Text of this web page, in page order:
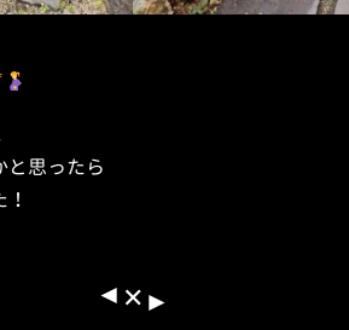
と思ったら